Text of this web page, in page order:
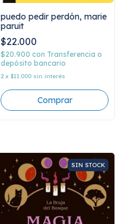
puedo pedir perdón, marie
paruit
$22.000
$20.900 con Transferencia o
depósito bancario
2 x $11.000 sin interés
SIN STOCK